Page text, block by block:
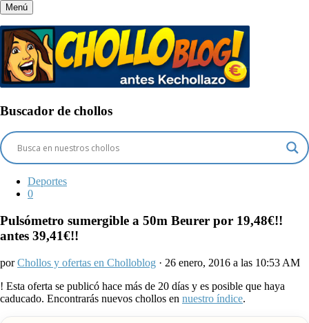
Menú
Buscador de chollos
Deportes
0
Pulsómetro sumergible a 50m Beurer por 19,48€!!
antes 39,41€!!
porChollos y ofertas en Cholloblog · 26 enero, 2016 a las 10:53 AM
! Esta oferta se publicó hace más de 20 días y es posible que haya
caducado. Encontrarás nuevos chollos en nuestro índice.